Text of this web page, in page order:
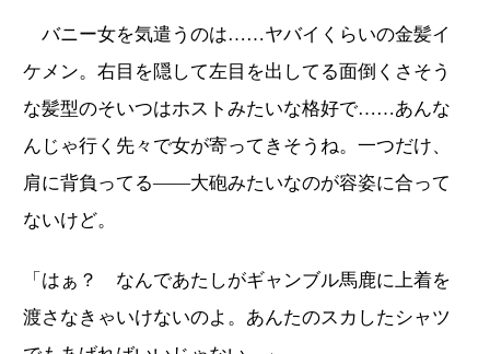
バニー女を気遣うのは……ヤバイくらいの金髪イ
ケメン。右目を隠して左目を出してる面倒くさそう
な髪型のそいつはホストみたいな格好で……あんな
んじゃ行く先々で女が寄ってきそうね。一つだけ、
肩に背負ってる――大砲みたいなのが容姿に合って
ないけど。
「はぁ？ なんであたしがギャンブル馬鹿に上着を
渡さなきゃいけないのよ。あんたのスカしたシャツ